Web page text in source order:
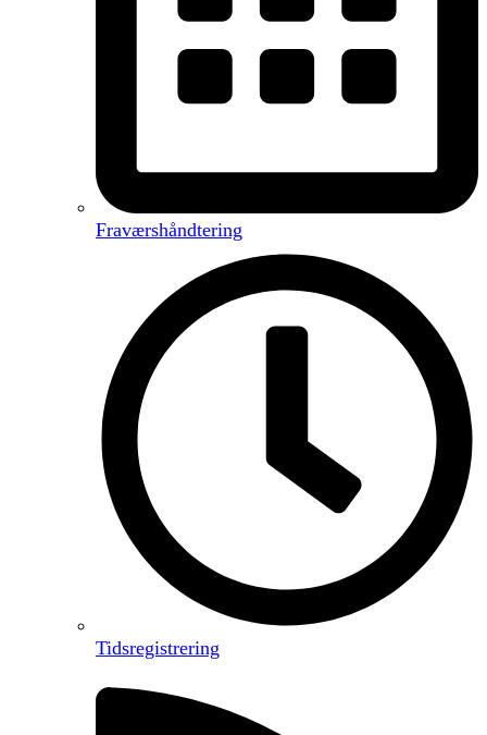
Fraværshåndtering
Tidsregistrering